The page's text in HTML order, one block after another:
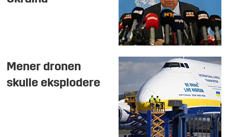
Mener dronen
skulle eksplodere